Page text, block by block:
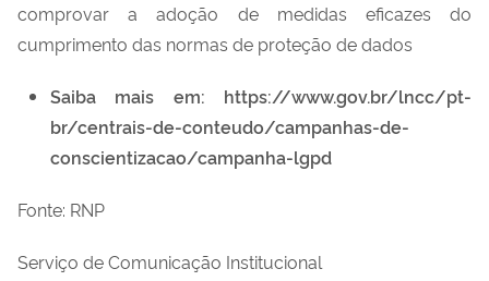
comprovar a adoção de medidas eficazes do
cumprimento das normas de proteção de dados
Saiba mais em: https://www.gov.br/lncc/pt-
br/centrais-de-conteudo/campanhas-de-
conscientizacao/campanha-lgpd
Fonte: RNP
Serviço de Comunicação Institucional